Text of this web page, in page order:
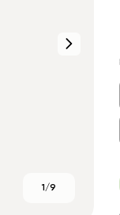
1/9